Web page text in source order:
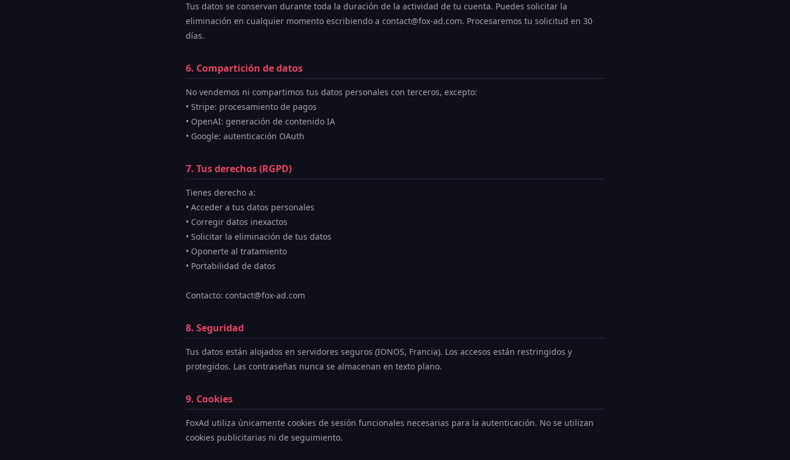
Tus datos se conservan durante toda la duración de la actividad de tu cuenta. Puedes solicitar la
eliminación en cualquier momento escribiendo a contact@fox-ad.com. Procesaremos tu solicitud en 30
días.
6. Compartición de datos
No vendemos ni compartimos tus datos personales con terceros, excepto:
• Stripe: procesamiento de pagos
• OpenAI: generación de contenido IA
• Google: autenticación OAuth
7. Tus derechos (RGPD)
Tienes derecho a:
• Acceder a tus datos personales
• Corregir datos inexactos
• Solicitar la eliminación de tus datos
• Oponerte al tratamiento
• Portabilidad de datos
Contacto: contact@fox-ad.com
8. Seguridad
Tus datos están alojados en servidores seguros (IONOS, Francia). Los accesos están restringidos y
protegidos. Las contraseñas nunca se almacenan en texto plano.
9. Cookies
FoxAd utiliza únicamente cookies de sesión funcionales necesarias para la autenticación. No se utilizan
cookies publicitarias ni de seguimiento.